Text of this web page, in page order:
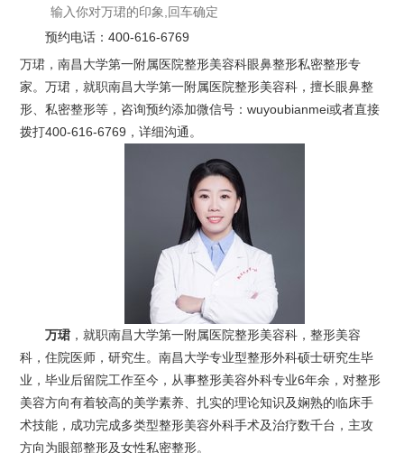
预约电话：400-616-6769
万珺，南昌大学第一附属医院整形美容科眼鼻整形私密整形专
家。万珺，就职南昌大学第一附属医院整形美容科，擅长眼鼻整
形、私密整形等，咨询预约添加微信号：wuyoubianmei或者直接
拨打400-616-6769，详细沟通。
万珺 ，就职南昌大学第一附属医院整形美容科，整形美容
科，住院医师，研究生。南昌大学专业型整形外科硕士研究生毕
业，毕业后留院工作至今，从事整形美容外科专业6年余，对整形
美容方向有着较高的美学素养、扎实的理论知识及娴熟的临床手
术技能，成功完成多类型整形美容外科手术及治疗数千台，主攻
方向为眼部整形及女性私密整形。